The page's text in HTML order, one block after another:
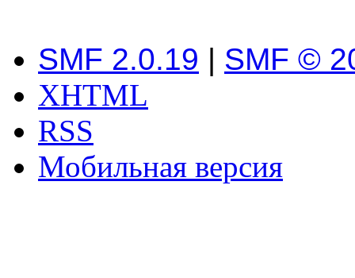
SMF 2.0.19 | SMF ©
XHTML
RSS
Мобильная версия